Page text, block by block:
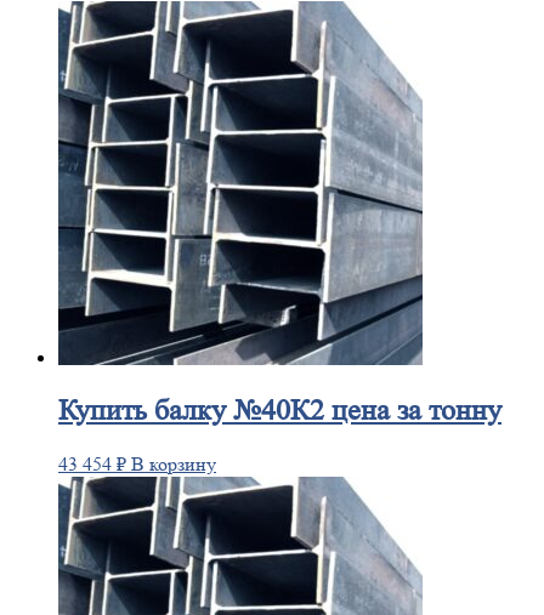
Купитьбалку №40К2 цена за тонну
43 454 ₽ В корзину